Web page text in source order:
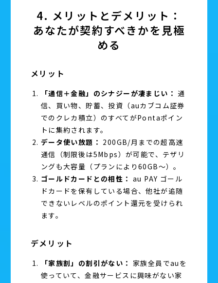
4. メリットとデメリット：
あなたが契約すべきかを見極
める
メリット
「通信＋金融」のシナジーが凄まじい： 通
信、買い物、貯蓄、投資（auカブコム証券
でのクレカ積立）のすべてがPontaポイン
トに集約されます。
データ使い放題： 200GB/月までの超高速
通信（制限後は5Mbps）が可能で、テザリ
ングも大容量（プランにより60GB〜）。
ゴールドカードとの相性： au PAY ゴール
ドカードを保有している場合、他社が追随
できないレベルのポイント還元を受けられ
ます。
デメリット
「家族割」の割引がない： 家族全員でauを
使っていて、金融サービスに興味がない家